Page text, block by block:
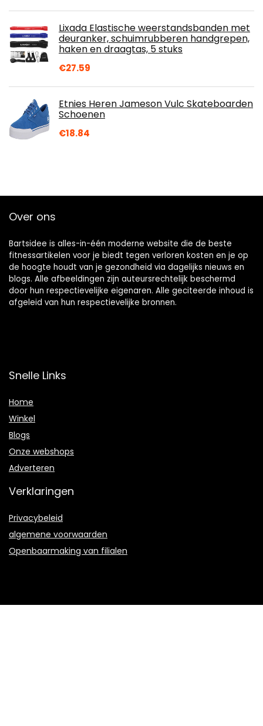
Lixada Elastische weerstandsbanden met
deuranker, schuimrubberen handgrepen,
haken en draagtas, 5 stuks
€27.59
Etnies Heren Jameson Vulc Skateboarden
Schoenen
€18.84
Over ons
Bartsidee is alles-in-één moderne website die de beste
fitnessartikelen voor je biedt tegen verloren kosten en je op
de hoogte houdt van je gezondheid via dagelijks nieuws en
blogs. Alle afbeeldingen zijn auteursrechtelijk beschermd
door hun respectievelijke eigenaren. Alle geciteerde inhoud is
afgeleid van hun respectievelijke bronnen.
Snelle Links
Home
Winkel
Blogs
Onze webshops
Adverteren
Verklaringen
Privacybeleid
algemene voorwaarden
Openbaarmaking van filialen